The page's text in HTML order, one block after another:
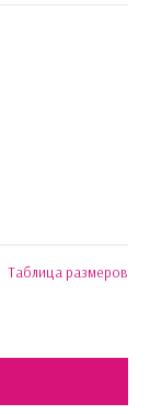
Таблица размеров